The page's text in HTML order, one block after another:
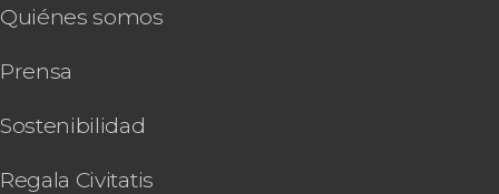
Quiénes somos
Prensa
Sostenibilidad
Regala Civitatis